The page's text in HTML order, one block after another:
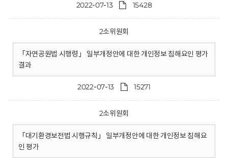
2022-07-13 15428
2소위원회
「자연공원법 시행령」 일부개정안에 대한 개인정보 침해요인 평가
결과
2022-07-13 15271
2소위원회
「대기환경보전법 시행규칙」 일부개정안에 대한 개인정보 침해요
인 평가